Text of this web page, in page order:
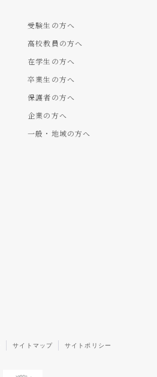
受験生の方へ
高校教員の方へ
在学生の方へ
卒業生の方へ
保護者の方へ
企業の方へ
一般・地域の方へ
サイトマップ サイトポリシー